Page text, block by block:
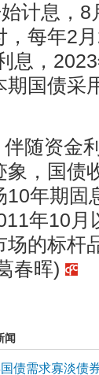
计息，
，每年2
息，
期国债采
随资金
象，国债
10年期
年10
场的标杆
春晖)
闻
债需求寡淡债